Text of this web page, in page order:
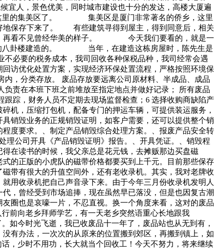
人，景色优美，同时城市建设也十分的发达，高楼大厦遍
这里的集美区了。 集美区是厦门非常著名的侨乡，这里
地保存下来了。 有些建筑寻得到屋主，得到同意后，相关
去，再看不见曾经华美的样子。 今天我们要看的，就是一
的八卦楼建造的。 当年，在建造这栋房屋时，陈先生是
必要的税务成本，我司回收各种保税品种，我司经常会遇
访优化处置方案，实现经济环保处置流程，严格按照环境保
，分类存放。 废品存放要远离公司原材料、半成品、成品
责在本班下班之前堆放至指定地点并做好记录； 所有废品
踪，财务人员不定期去现场监督检查；6 选择收购商缺陷产
机，压缩打包机，配备专门的押运车辆，可提供装运服务，
销毁业务的正规销毁证明，如客户需要，还可以提供整个销
度要求。、制定产品销毁综合处理方案。、报废产品安全转
理公司开具《产品销毁证明》报告。、开具凭证。、销毁程
在读书的时候，我父亲总是花元钱，去摊贩那边买盘磁
的正版的小虎队的磁带价格都要买到上千元。目前那些保存
有很大的升值空间外，还有老收录机。其实，我对老牌收
用收录机把自己声音录下来。由于今年三月份收录机发明人
曾经受到市场追捧，现在虽然早已落没，但是也因复古潮
圈也是哀嚎一片，不忍直视。换一个角度来看，这对的废品
前向老乡拜师学艺，有一天老乡突然语重心长地跟我
如今时光飞逝，我已收废品十一年了，废品站也从无到有，
有办法，一次次的从原来的位置搬到郊区，再搬到镇上，如
，少时不用功，长大就当个回收工！今天不努力，将来继续